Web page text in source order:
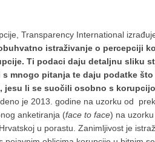
Transparency International
istraživanje o percepciji
Ti podaci daju detaljnu sliku
s mnogo pitanja te daju podatke
jesu li se suočili osobno s
je 2013. godine na uzorku od
anketiranja (face to face) na
u porastu. Zanimljivost je